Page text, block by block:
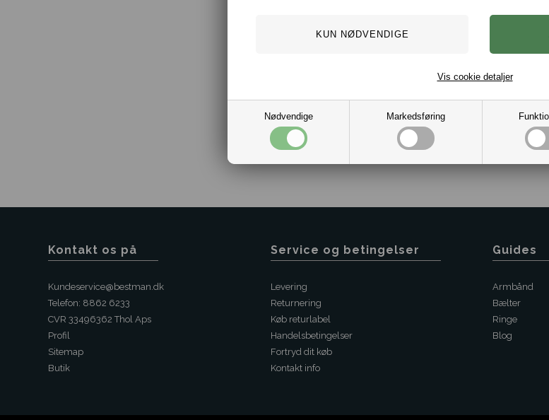
Nødvendige Markedsføring
Vis cookie detaljer
Disse
Kontakt os på
Kundeservice@bestman.dk
Telefon: 8862 6233
CVR 33496362 Thol Aps
Profil
Sitemap
Butik
Service og betingelser
Levering
Returnering
Køb returlabel
Handelsbetingelser
Fortryd dit køb
Kontakt info
Guides
Armbånd
Bælter
Ringe
Blog